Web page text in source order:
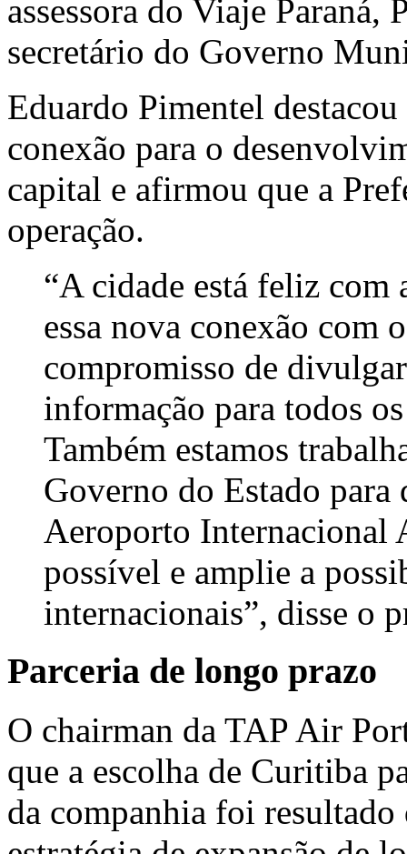
assessora do Viaje Paraná,
secretário do Governo
Eduardo Pimentel
conexão para o
capital e afirmou que a
operação.
“A cidade está feliz com
essa nova conexão com
compromisso de
informação para todos
Também estamos
Governo do Estado para
Aeroporto Internacional
possível e amplie a
internacionais”, disse o
Parceria de longo prazo
O chairman da TAP Air
que a escolha de Curitiba
da companhia foi resultado